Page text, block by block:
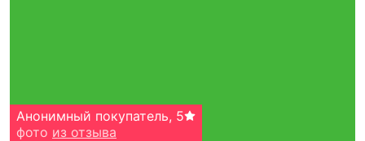
Анонимный покупатель, 5
фото из отзыва